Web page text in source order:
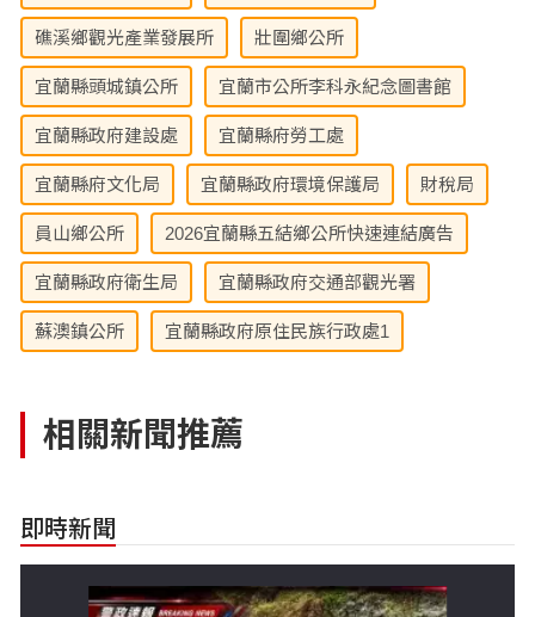
礁溪鄉觀光產業發展所 壯圍鄉公所
宜蘭縣頭城鎮公所 宜蘭市公所李科永紀念圖書館
宜蘭縣政府建設處 宜蘭縣府勞工處
宜蘭縣府文化局 宜蘭縣政府環境保護局 財稅局
員山鄉公所 2026宜蘭縣五結鄉公所快速連結廣告
宜蘭縣政府衛生局 宜蘭縣政府交通部觀光署
蘇澳鎮公所 宜蘭縣政府原住民族行政處1
相關新聞推薦
即時新聞